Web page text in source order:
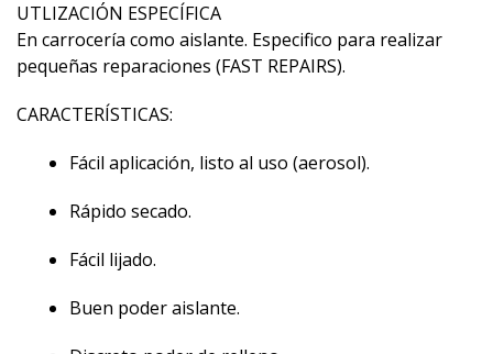
UTLIZACIÓN ESPECÍFICA
En carrocería como aislante. Especifico para realizar
pequeñas reparaciones (FAST REPAIRS).
CARACTERÍSTICAS:
Fácil aplicación, listo al uso (aerosol).
Rápido secado.
Fácil lijado.
Buen poder aislante.